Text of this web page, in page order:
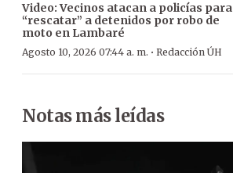
Video: Vecinos atacan a policías para
“rescatar” a detenidos por robo de
moto en Lambaré
Agosto 10, 2026 07:44 a. m. · Redacción ÚH
Notas más leídas